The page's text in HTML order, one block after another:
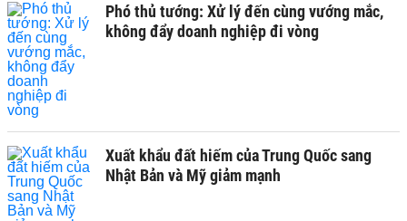
Phó thủ tướng: Xử lý đến cùng vướng mắc,
không đẩy doanh nghiệp đi vòng
Xuất khẩu đất hiếm của Trung Quốc sang
Nhật Bản và Mỹ giảm mạnh